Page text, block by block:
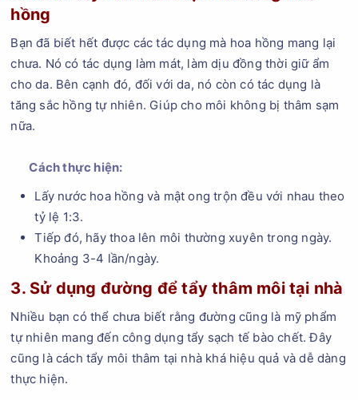
hồng
Bạn đã biết hết được các tác dụng mà hoa hồng mang lại
chưa. Nó có tác dụng làm mát, làm dịu đồng thời giữ ẩm
cho da. Bên cạnh đó, đối với da, nó còn có tác dụng là
tăng sắc hồng tự nhiên. Giúp cho môi không bị thâm sạm
nữa.
Cách thực hiện:
Lấy nước hoa hồng và mật ong trộn đều với nhau theo
tỷ lệ 1:3.
Tiếp đó, hãy thoa lên môi thường xuyên trong ngày.
Khoảng 3-4 lần/ngày.
3. Sử dụng đường để tẩy thâm môi tại nhà
Nhiều bạn có thể chưa biết rằng đường cũng là mỹ phẩm
tự nhiên mang đến công dụng tẩy sạch tế bào chết. Đây
cũng là cách tẩy môi thâm tại nhà khá hiệu quả và dễ dàng
thực hiện.